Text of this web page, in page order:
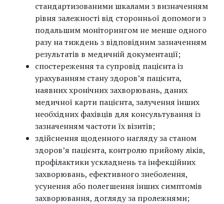
стандартизованими шкалами з визначенням
рівня залежності від сторонньої допомоги з
подальшим моніторингом не менше одного
разу на тиждень з відповідним зазначенням
результатів в медичній документації;
спостереження та супровід пацієнта із
урахуванням стану здоровʼя пацієнта,
наявних хронічних захворювань, даних
медичної карти пацієнта, залучення інших
необхідних фахівців для консультування із
зазначенням частоти їх візитів;
здійснення щоденного нагляду за станом
здоров’я пацієнта, контролю прийому ліків,
профілактики ускладнень та інфекційних
захворювань, ефективного знеболення,
усунення або полегшення інших симптомів
захворювання, догляду за пролежнями;